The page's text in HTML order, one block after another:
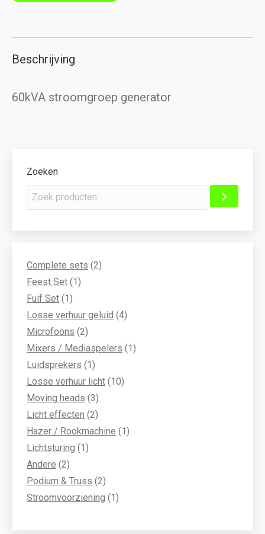
Beschrijving
60kVA stroomgroep generator
Zoeken
Complete sets 22
Feest Set 11
Fuif Set 11
product
Losse verhuur geluid 44
Microfoons 22
producten
Mixers / Mediaspelers 11
Luidsprekers 11
product
Losse verhuur licht 1010
Moving heads 33
producten
Licht effecten 22
producten
Hazer / Rookmachine 11
Lichtsturing 11
Andere 22
producten
Podium & Truss 22
producten
Stroomvoorziening 11